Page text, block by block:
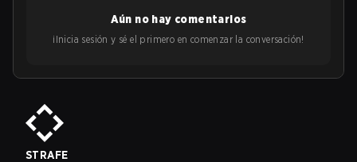
Aún no hay comentarios
¡Inicia sesión y sé el primero en comenzar la conversación!
STRAFE